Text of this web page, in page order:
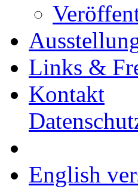
Links &
Kontakt
English